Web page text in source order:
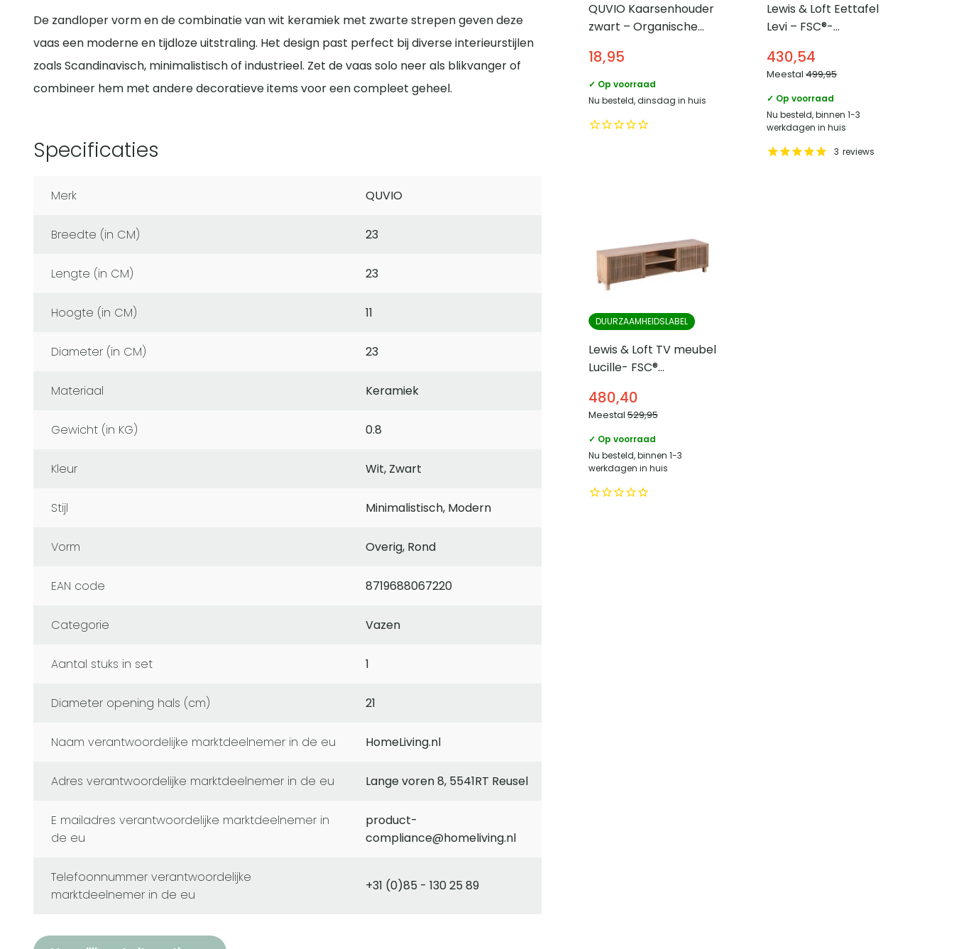
De zandloper vorm en de combinatie van wit keramiek met zwarte strepen geven deze
vaas een moderne en tijdloze uitstraling. Het design past perfect bij diverse interieurstijlen
zoals Scandinavisch, minimalistisch of industrieel. Zet de vaas solo neer als blikvanger of
combineer hem met andere decoratieve items voor een compleet geheel.
Specificaties
Merk QUVIO
Breedte (in CM) 23
Lengte (in CM) 23
Hoogte (in CM) 11
Diameter (in CM) 23
Materiaal Keramiek
Gewicht (in KG) 0.8
Kleur Wit, Zwart
Stijl Minimalistisch, Modern
Vorm Overig, Rond
EAN code 8719688067220
Categorie Vazen
Aantal stuks in set 1
Diameter opening hals (cm) 21
naam verantwoordelijke marktdeelnemer in de eu HomeLiving.nl
adres verantwoordelijke marktdeelnemer in de eu Lange voren 8, 5541RT Reusel
e mailadres verantwoordelijke marktdeelnemer in
de eu
product-
compliance@homeliving.nl
telefoonnummer verantwoordelijke
marktdeelnemer in de eu
+31 (0)85 - 130 25 89
QUVIO Kaarsenhouder
zwart – Organische
Zwart
18,95
✓ Op voorraad
Nu besteld, dinsdag in huis
Lewis & Loft Eettafel
Levi – FSC®-
mangohout – Rond – Ø
120 cm – Naturel
430,54
Meestal499,95
✓ Op voorraad
Nu besteld, binnen 1-3
werkdagen in huis
3 reviews
DUURZAAMHEIDSLABEL
Lewis & Loft TV meubel
Lucille- FSC®
480,40
Meestal529,95
✓ Op voorraad
Nu besteld, binnen 1-3
werkdagen in huis